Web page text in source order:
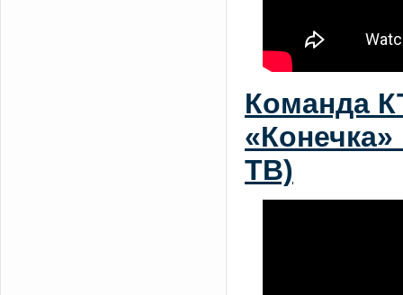
Команда
ТВ)